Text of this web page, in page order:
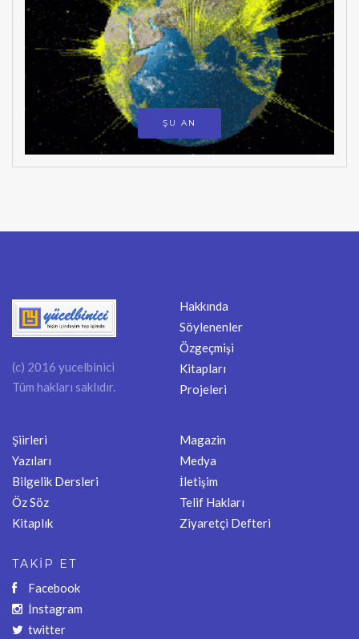
ŞU AN
(c) 2016 yucelbinici
Tüm hakları saklıdır.
Hakkında
Söylenenler
Özgeçmişi
Kitapları
Projeleri
Şiirleri
Yazıları
Bilgelik Dersleri
Öz Söz
Kitaplık
Magazin
Medya
İletişim
Telif Hakları
Ziyaretçi Defteri
TAKİP ET
Facebook
İnstagram
twitter